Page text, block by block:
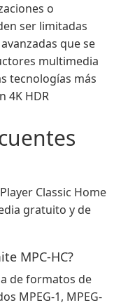
o
ser limitadas
que se
multimedia
tecnologías más
4K HDR
Classic Home
gratuito y de
MPC-HC?
de formatos de
MPEG-1, MPEG-